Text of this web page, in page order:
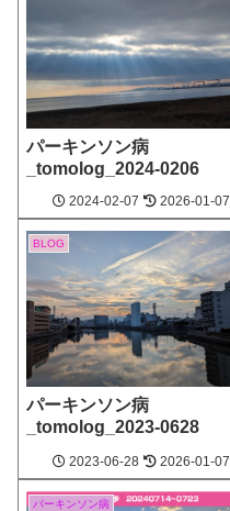
パーキンソン病
_tomolog_2024-0206
2024‐02-07 2026‐01-07
BLOG
パーキンソン病
_tomolog_2023-0628
2023‐06-28 2026‐01-07
パーキンソン病